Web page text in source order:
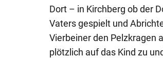
Dort – in Kirchberg ob der
Vaters gespielt und
Vierbeiner den Pelzkragen
plötzlich auf das Kind zu